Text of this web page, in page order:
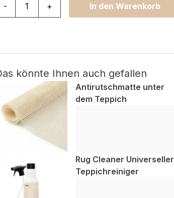
- + In den Warenkorb
könnte Ihnen auch gefallen
Antirutschmatte unter
dem Teppich
Rug Cleaner Universeller
Teppichreiniger